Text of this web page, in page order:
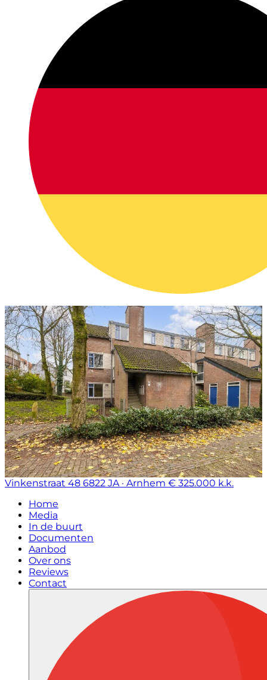
Vinkenstraat 48 6822 JA · Arnhem € 325.000 k.k.
Home
Media
In de buurt
Documenten
Aanbod
Over ons
Reviews
Contact